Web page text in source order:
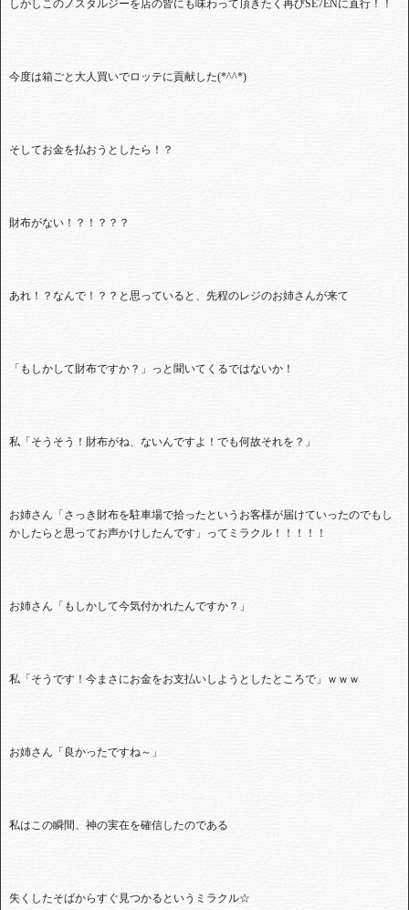
しかしこのノスタルジーを店の皆にも味わって頂きたく再びSE7ENに直行！！
今度は箱ごと大人買いでロッテに貢献した(*^^*)
そしてお金を払おうとしたら！？
財布がない！？！？？？
あれ！？なんで！？？と思っていると、先程のレジのお姉さんが来て
「もしかして財布ですか？」っと聞いてくるではないか！
私「そうそう！財布がね、ないんですよ！でも何故それを？」
お姉さん「さっき財布を駐車場で拾ったというお客様が届けていったのでもし
かしたらと思ってお声かけしたんです」ってミラクル！！！！！
お姉さん「もしかして今気付かれたんですか？」
私「そうです！今まさにお金をお支払いしようとしたところで」ｗｗｗ
お姉さん「良かったですね～」
私はこの瞬間、神の実在を確信したのである
失くしたそばからすぐ見つかるというミラクル☆